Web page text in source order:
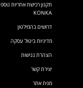
תקנון רכישת אחריות
KONKA
דרושים בהמילטון
מדיניות ביטול עסקה
הצהרת נגישות
יצירת קשר
מפת אתר